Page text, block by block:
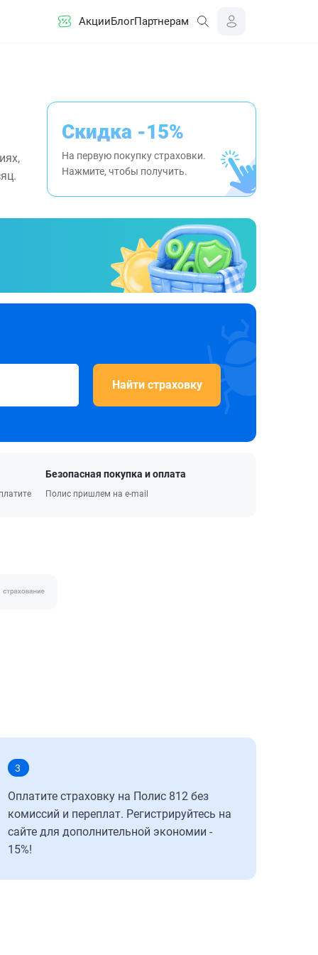
АкцииБлогПартнерам
Скидка -15%
На первую покупку страховки.
Нажмите, чтобы получить.
Найти страховку
Безопасная покупка и оплата
Полис пришлем на e-mail
3
Оплатите страховку на Полис 812 без
комиссий и переплат. Регистрируйтесь на
сайте для дополнительной экономии -
15%!